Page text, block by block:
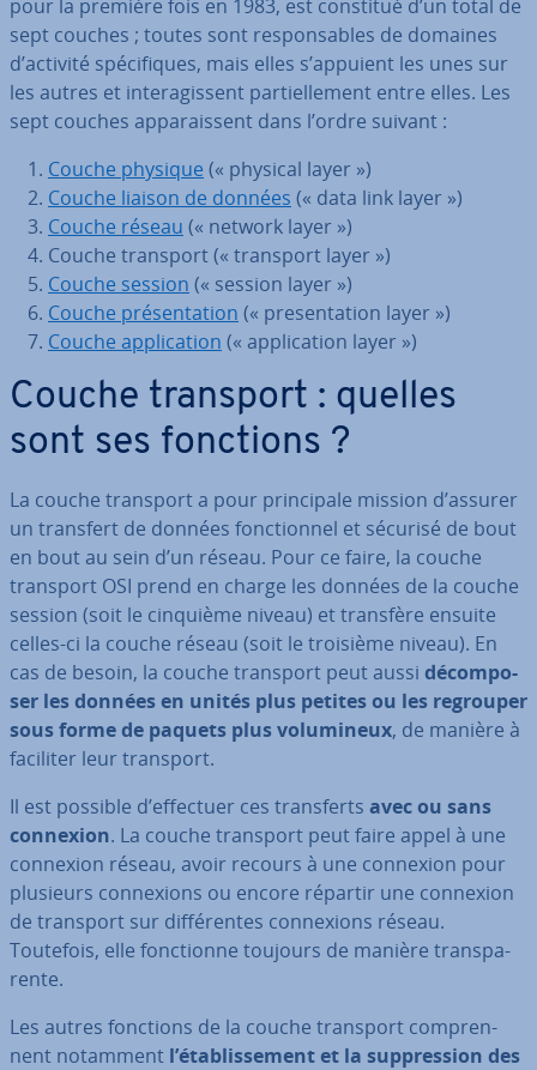
pour la première fois en 1983, est constitué d’un total de
sept couches ; toutes sont res­pon­sables de domaines
d’activité spé­ci­fiques, mais elles s’appuient les unes sur
les autres et in­te­ra­gis­sent par­tiel­le­ment entre elles. Les
sept couches ap­pa­rais­sent dans l’ordre suivant :
Couche physique (« physical layer »)
Couche liaison de données (« data link layer »)
Couche réseau (« network layer »)
Couche transport (« transport layer »)
Couche session (« session layer »)
Couche pré­sen­ta­tion (« pre­sen­ta­tion layer »)
Couche ap­pli­ca­tion (« ap­pli­ca­tion layer »)
Couche transport : quelles
sont ses fonctions ?
La couche transport a pour prin­ci­pale mission d’assurer
un transfert de données fonc­tion­nel et sécurisé de bout
en bout au sein d’un réseau. Pour ce faire, la couche
transport OSI prend en charge les données de la couche
session (soit le cinquième niveau) et transfère ensuite
celles-ci la couche réseau (soit le troisième niveau). En
cas de besoin, la couche transport peut aussi dé­com­po­
ser les données en unités plus petites ou les regrouper
sous forme de paquets plus vo­lu­mi­neux, de manière à
faciliter leur transport.
Il est possible d’effectuer ces trans­ferts avec ou sans
connexion. La couche transport peut faire appel à une
connexion réseau, avoir recours à une connexion pour
plusieurs con­nexions ou encore répartir une connexion
de transport sur dif­fé­rentes con­nexions réseau.
Toutefois, elle fonc­tionne toujours de manière trans­pa­
rente.
Les autres fonctions de la couche transport com­pren­
nent notamment l’éta­blis­se­ment et la sup­pres­sion des